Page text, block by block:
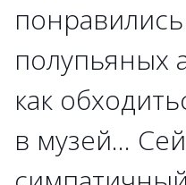
полупьяных
как
в музей…